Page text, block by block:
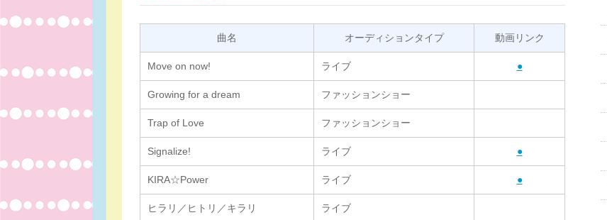
曲名 オーディションタイプ 動画リンク
Move on now! ライブ ●
Growing for a dream ファッションショー
Trap of Love ファッションショー
Signalize! ライブ ●
KIRA☆Power ライブ ●
ヒラリ／ヒトリ／キラリ ライブ